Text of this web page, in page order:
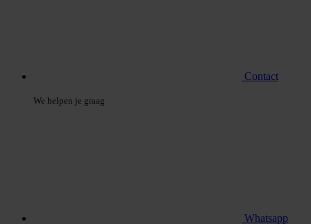
Contact
We helpen je graag
Whatsapp